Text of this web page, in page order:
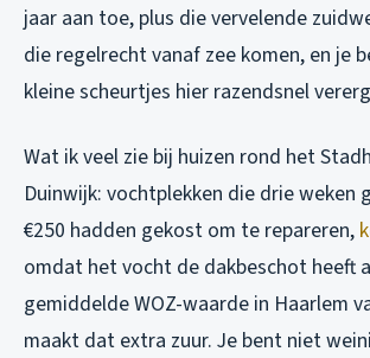
jaar aan toe, plus die vervelende
die regelrecht vanaf zee komen, en je
kleine scheurtjes hier razendsnel
Wat ik veel zie bij huizen rond het
Duinwijk: vochtplekken die drie weken
€250 hadden gekost om te repareren,
omdat het vocht de dakbeschot heeft
gemiddelde WOZ-waarde in Haarlem
maakt dat extra zuur. Je bent niet